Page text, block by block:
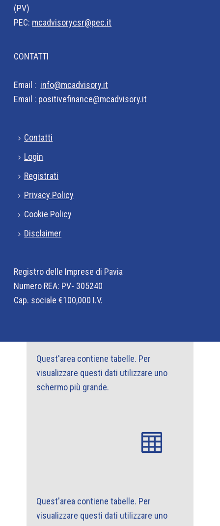
(PV)
PEC: mcadvisorycsr@pec.it
CONTATTI
Email : info@mcadvisory.it
Email : positivefinance@mcadvisory.it
Contatti
Login
Registrati
Privacy Policy
Cookie Policy
Disclaimer
Registro delle Imprese di Pavia
Numero REA: PV- 305240
Cap. sociale €100,000 I.V.